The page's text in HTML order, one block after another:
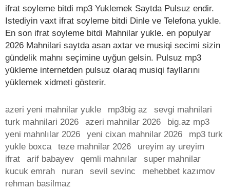
ifrat soyleme bitdi mp3 Yuklemek Saytda Pulsuz endir.
Istediyin vaxt ifrat soyleme bitdi Dinle ve Telefona yukle.
En son ifrat soyleme bitdi Mahnilar yukle. en populyar
2026 Mahnilari saytda asan axtar ve musiqi secimi sizin
gündelik mahnı seçimine uyğun gelsin. Pulsuz mp3
yükleme internetden pulsuz olaraq musiqi fayllarını
yüklemek xidmeti gösterir.
azeri yeni mahnilar yukle mp3big az
sevgi mahnilari
turk mahnilari 2026
azeri mahnilar 2026
big.az mp3
yeni mahnlılar 2026
yeni cixan mahnilar 2026
mp3 turk
yukle boxca
teze mahnilar 2026
ureyim ay ureyim
ifrat
arif babayev qemli mahnılar
super mahnilar
kucuk emrah
nuran sevil sevinc
mehebbet kazımov
rehman basilmaz